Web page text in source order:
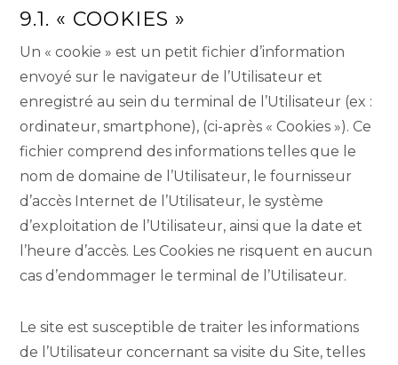
9.1. « COOKIES »
Un « cookie » est un petit fichier d’information
envoyé sur le navigateur de l’Utilisateur et
enregistré au sein du terminal de l’Utilisateur (ex :
ordinateur, smartphone), (ci-après « Cookies »). Ce
fichier comprend des informations telles que le
nom de domaine de l’Utilisateur, le fournisseur
d’accès Internet de l’Utilisateur, le système
d’exploitation de l’Utilisateur, ainsi que la date et
l’heure d’accès. Les Cookies ne risquent en aucun
cas d’endommager le terminal de l’Utilisateur.
Le site est susceptible de traiter les informations
de l’Utilisateur concernant sa visite du Site, telles